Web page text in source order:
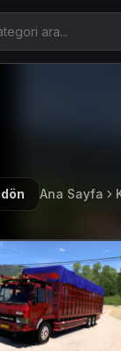
Ana Sayfa